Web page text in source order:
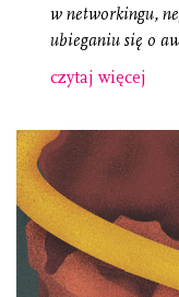
w networkingu,
ubieganiu się o
czytaj więcej